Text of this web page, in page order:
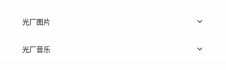
上传视频
光厂图片
上传图片
光厂音乐